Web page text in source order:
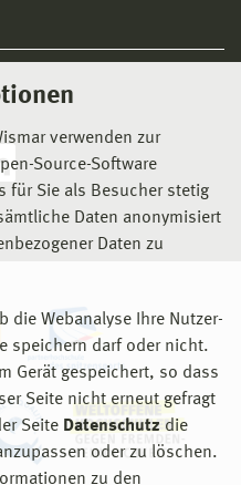
verwenden zur
Source-Software
für Sie als Besucher stetig
Daten anonymisiert
Daten zu
die Webanalyse Ihre Nutzer-
speichern darf oder nicht.
Gerät gespeichert, so dass
Seite nicht erneut gefragt
Seite Datenschutz die
oder zu löschen.
zu den